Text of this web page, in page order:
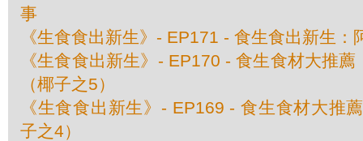
事
《生食食出新生》- EP171 - 食生食出新生：
《生食食出新生》- EP170 - 食生食材大推
（椰子之5）
《生食食出新生》- EP169 - 食生食材大推
子之4）